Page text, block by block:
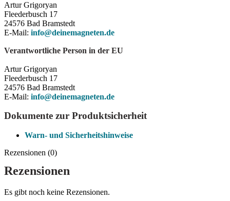
Artur Grigoryan
Fleederbusch 17
24576 Bad Bramstedt
E-Mail: info@deinemagneten.de
Verantwortliche Person in der EU
Artur Grigoryan
Fleederbusch 17
24576 Bad Bramstedt
E-Mail: info@deinemagneten.de
Dokumente zur Produktsicherheit
Warn- und Sicherheitshinweise
Rezensionen (0)
Rezensionen
Es gibt noch keine Rezensionen.